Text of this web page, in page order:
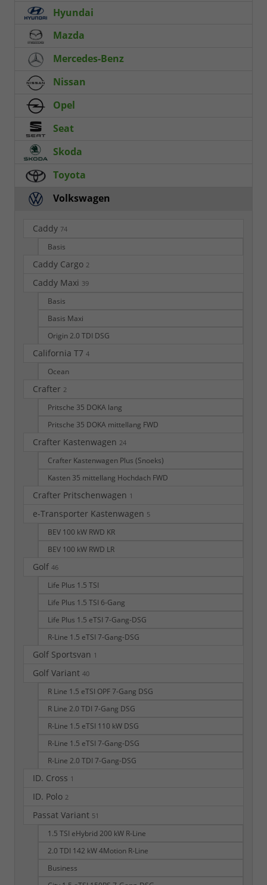
Hyundai
Mazda
Mercedes-Benz
Nissan
Opel
Seat
Skoda
Toyota
Volkswagen
Caddy 74
Basis
Caddy Cargo 2
Caddy Maxi 39
Basis
Basis Maxi
Origin 2.0 TDI DSG
California T7 4
Ocean
Crafter 2
Pritsche 35 DOKA lang
Pritsche 35 DOKA mittellang FWD
Crafter Kastenwagen 24
Crafter Kastenwagen Plus (Snoeks)
Kasten 35 mittellang Hochdach FWD
Crafter Pritschenwagen 1
e-Transporter Kastenwagen 5
BEV 100 kW RWD KR
BEV 100 kW RWD LR
Golf 46
Life Plus 1.5 TSI
Life Plus 1.5 TSI 6-Gang
Life Plus 1.5 eTSI 7-Gang-DSG
R-Line 1.5 eTSI 7-Gang-DSG
Golf Sportsvan 1
Golf Variant 40
R Line 1.5 eTSI OPF 7-Gang DSG
R Line 2.0 TDI 7-Gang DSG
R-Line 1.5 eTSI 110 kW DSG
R-Line 1.5 eTSI 7-Gang-DSG
R-Line 2.0 TDI 7-Gang-DSG
ID. Cross 1
ID. Polo 2
Passat Variant 51
1.5 TSI eHybrid 200 kW R-Line
2.0 TDI 142 kW 4Motion R-Line
Business